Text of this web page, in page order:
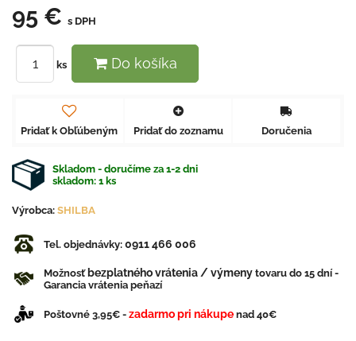
95 € s DPH
ks Do košíka
Pridať k Obľúbeným Pridať do zoznamu Doručenia
Skladom - doručíme za 1-2 dni
skladom: 1 ks
Výrobca: SHILBA
Tel. objednávky: 0911 466 006
Možnosťbezplatného vrátenia / výmeny tovaru do 15 dní -
Garancia vrátenia peňazí
Poštovné 3,95€ - zadarmo pri nákupe nad 40€